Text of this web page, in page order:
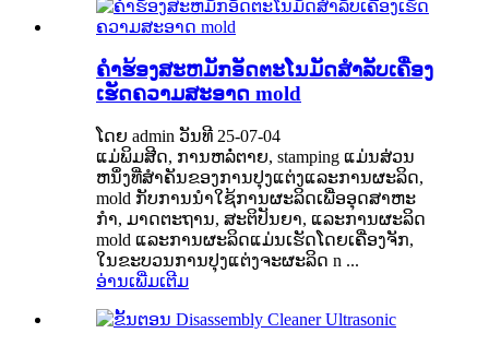
ຄໍາຮ້ອງສະຫມັກອັດຕະໂນມັດສໍາລັບເຄື່ອງ
ເຮັດຄວາມສະອາດ mold
ໂດຍ admin ວັນທີ 25-07-04
ແມ່ພິມສີດ, ການຫລໍ່ຕາຍ, stamping ແມ່ນສ່ວນ
ຫນຶ່ງທີ່ສໍາຄັນຂອງການປຸງແຕ່ງແລະການຜະລິດ,
mold ກັບການນໍາໃຊ້ການຜະລິດເພື່ອອຸດສາຫະ
ກໍາ, ມາດຕະຖານ, ສະຕິປັນຍາ, ແລະການຜະລິດ
mold ແລະການຜະລິດແມ່ນເຮັດໂດຍເຄື່ອງຈັກ,
ໃນຂະບວນການປຸງແຕ່ງຈະຜະລິດ n ...
ອ່ານເພີ່ມເຕີມ